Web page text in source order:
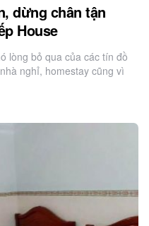
dừng chân tận
House
lòng bỏ qua của các tín đồ
nghỉ, homestay cũng vì